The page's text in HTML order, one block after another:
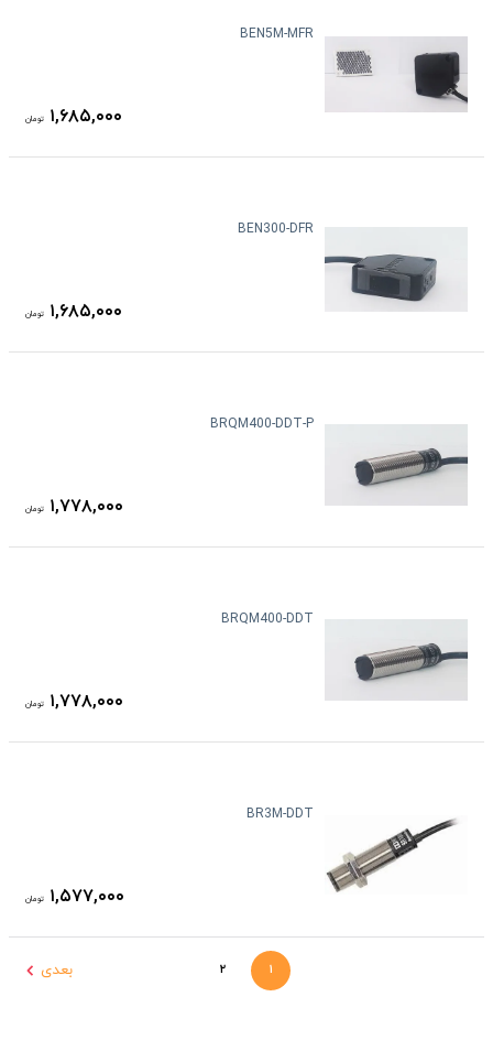
BEN5M-MFR
۱,۶۸۵,۰۰۰ تومان
BEN300-DFR
۱,۶۸۵,۰۰۰ تومان
BRQM400-DDT-P
۱,۷۷۸,۰۰۰ تومان
BRQM400-DDT
۱,۷۷۸,۰۰۰ تومان
BR3M-DDT
۱,۵۷۷,۰۰۰ تومان
۱ ۲ بعدی